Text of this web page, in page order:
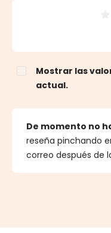
Calificación
Mostrar las
actual.
De momento no
reseña pinchando
correo después de